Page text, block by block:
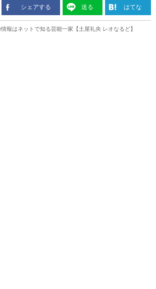
シェアする 送る はてな
報はネットで知る芸能一家【土屋礼央 レオなるど】